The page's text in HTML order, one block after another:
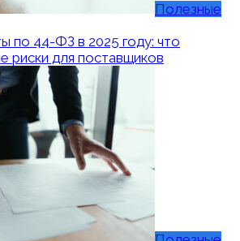
Полезные
по 44-ФЗ в 2025 году: что
риски для поставщиков